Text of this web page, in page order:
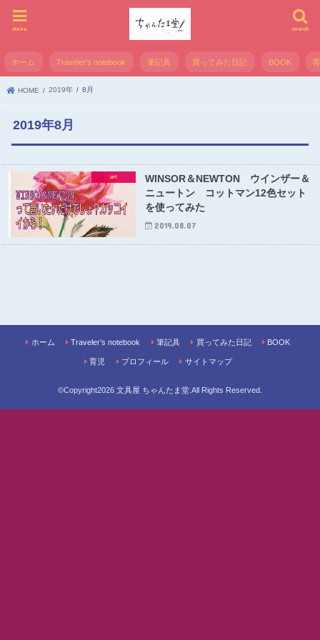
search
menu
ホーム Traveler’s notebook 筆記具 買ってみた日記 BOOK
HOME 2019年 8月
2019年8月
art
WINSOR＆NEWTON ウインザー＆
ニュートン コットマン12色セット
を使ってみた
2019.08.07
ホーム Traveler’s notebook 筆記具 買ってみた日記 BOOK
育児 プロフィール サイトマップ
©Copyright2026 文具屋 ちゃんたま堂 .All Rights Reserved.